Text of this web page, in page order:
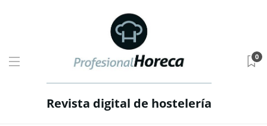
Revista digital de hostelería
0